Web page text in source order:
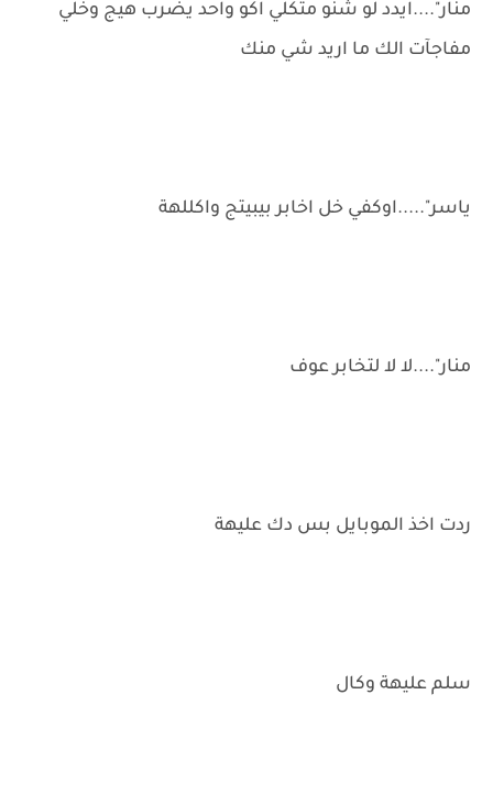
منار"....ايدد لو شنو متكلي اكو واحد يضرب هيج وخلي
مفاجآت الك ما اريد شي منك
ياسر".....اوكفي خل اخابر بيبيتج واكللهة
منار"....لا لا لتخابر عوف
ردت اخذ الموبايل بس دك عليهة
سلم عليهة وكال